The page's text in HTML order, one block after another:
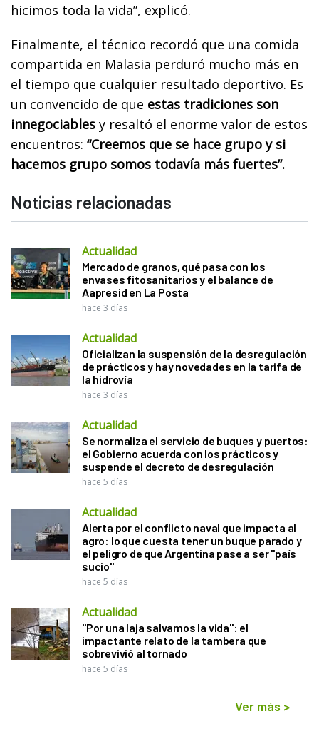
hicimos toda la vida”, explicó.
Finalmente, el técnico recordó que una comida
compartida en Malasia perduró mucho más en
el tiempo que cualquier resultado deportivo. Es
un convencido de que estas tradiciones son
innegociables y resaltó el enorme valor de estos
encuentros: “Creemos que se hace grupo y si
hacemos grupo somos todavía más fuertes”.
Noticias relacionadas
Actualidad
Mercado de granos, qué pasa con los
envases fitosanitarios y el balance de
Aapresid en La Posta
hace 3 días
Actualidad
Oficializan la suspensión de la desregulación
de prácticos y hay novedades en la tarifa de
la hidrovía
hace 3 días
Actualidad
Se normaliza el servicio de buques y puertos:
el Gobierno acuerda con los prácticos y
suspende el decreto de desregulación
hace 5 días
Actualidad
Alerta por el conflicto naval que impacta al
agro: lo que cuesta tener un buque parado y
el peligro de que Argentina pase a ser "país
sucio"
hace 5 días
Actualidad
"Por una laja salvamos la vida": el
impactante relato de la tambera que
sobrevivió al tornado
hace 5 días
Ver más >